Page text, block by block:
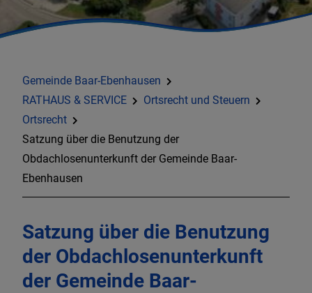
Gemeinde Baar-Ebenhausen
RATHAUS & SERVICE
Ortsrecht und Steuern
Ortsrecht
Satzung über die Benutzung der
Obdachlosenunterkunft der Gemeinde Baar-
Ebenhausen
Satzung über die Benutzung
der Obdachlosenunterkunft
der Gemeinde Baar-